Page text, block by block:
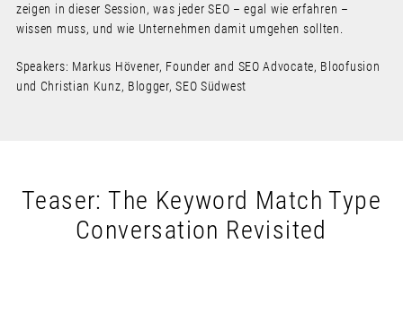
zeigen in dieser Session, was jeder SEO – egal wie erfahren –
wissen muss, und wie Unternehmen damit umgehen sollten.
Speakers: Markus Hövener, Founder and SEO Advocate, Bloofusion
und Christian Kunz, Blogger, SEO Südwest
Teaser: The Keyword Match Type
Conversation Revisited